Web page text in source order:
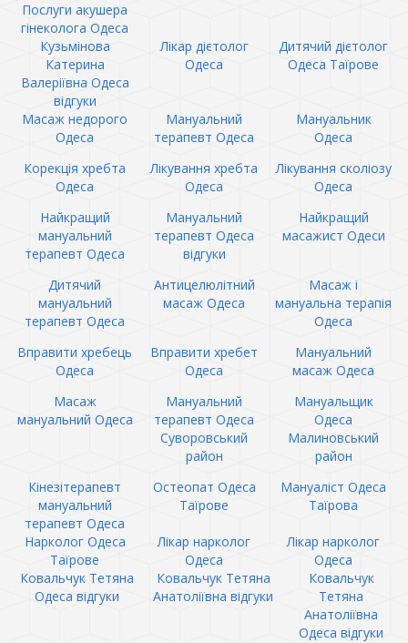
Послуги акушера
гінеколога Одеса
Кузьмінова
Катерина
Валеріївна Одеса
відгуки
Лікар дієтолог
Одеса
Дитячий дієтолог
Одеса Таїрове
Масаж недорого
Одеса
Мануальний
терапевт Одеса
Мануальник
Одеса
Корекція хребта
Одеса
Лікування хребта
Одеса
Лікування сколіозу
Одеса
Найкращий
мануальний
терапевт Одеса
Мануальний
терапевт Одеса
відгуки
Найкращий
масажист Одеси
Дитячий
мануальний
терапевт Одеса
Антицелюлітний
масаж Одеса
Масаж і
мануальна терапія
Одеса
Вправити хребець
Одеса
Вправити хребет
Одеса
Мануальний
масаж Одеса
Масаж
мануальний Одеса
Мануальний
терапевт Одеса
Суворовський
район
Мануальщик
Одеса
Малиновський
район
Кінезітерапевт
мануальний
терапевт Одеса
Остеопат Одеса
Таїрове
Мануаліст Одеса
Таїрова
Нарколог Одеса
Таїрове
Лікар нарколог
Одеса
Лікар нарколог
Одеса
Ковальчук Тетяна
Одеса відгуки
Ковальчук Тетяна
Анатоліївна відгуки
Ковальчук
Тетяна
Анатоліївна
Одеса відгуки